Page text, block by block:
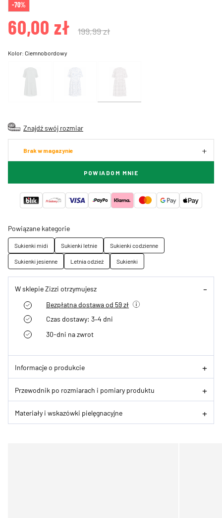
-70%
60,00 zł 199,99 zł
Kolor:Ciemnobordowy
Znajdź swój rozmiar
Brak w magazynie
POWIADOM MNIE
Powiązane kategorie
Sukienki midi Sukienki letnie
Sukienki codzienne
Sukienki jesienne
Letnia odzież Sukienki
W sklepie Zizzi otrzymujesz
Bezpłatna dostawa od 59 zł
Czas dostawy: 3–4 dni
30-dni na zwrot
Informacje o produkcie
Przewodnik po rozmiarach i pomiary produktu
Materiały i wskazówki pielęgnacyjne